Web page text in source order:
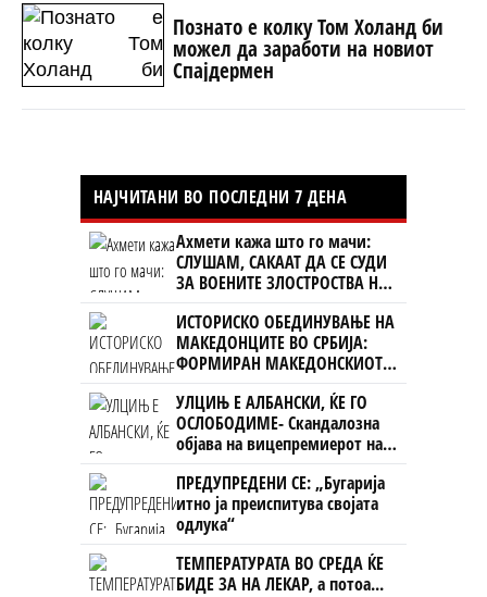
Познато е колку Том Холанд би
можел да заработи на новиот
Спајдермен
НАЈЧИТАНИ ВО ПОСЛЕДНИ 7 ДЕНА
Ахмети кажа што го мачи:
СЛУШАМ, САКААТ ДА СЕ СУДИ
ЗА ВОЕНИТЕ ЗЛОСТРОСТВА НА
УЧК...
ИСТОРИСКО ОБЕДИНУВАЊЕ НА
МАКЕДОНЦИТЕ ВО СРБИЈА:
ФОРМИРАН МАКЕДОНСКИОТ
НАЦИОНАЛЕН СОЈУЗ
УЛЦИЊ Е АЛБАНСКИ, ЌЕ ГО
ОСЛОБОДИМЕ- Скандалозна
објава на вицепремиерот на
Црна Гора
ПРЕДУПРЕДЕНИ СЕ: „Бугарија
итно ја преиспитува својата
одлука“
ТЕМПЕРАТУРАТА ВО СРЕДА ЌЕ
БИДЕ ЗА НА ЛЕКАР, а потоа...